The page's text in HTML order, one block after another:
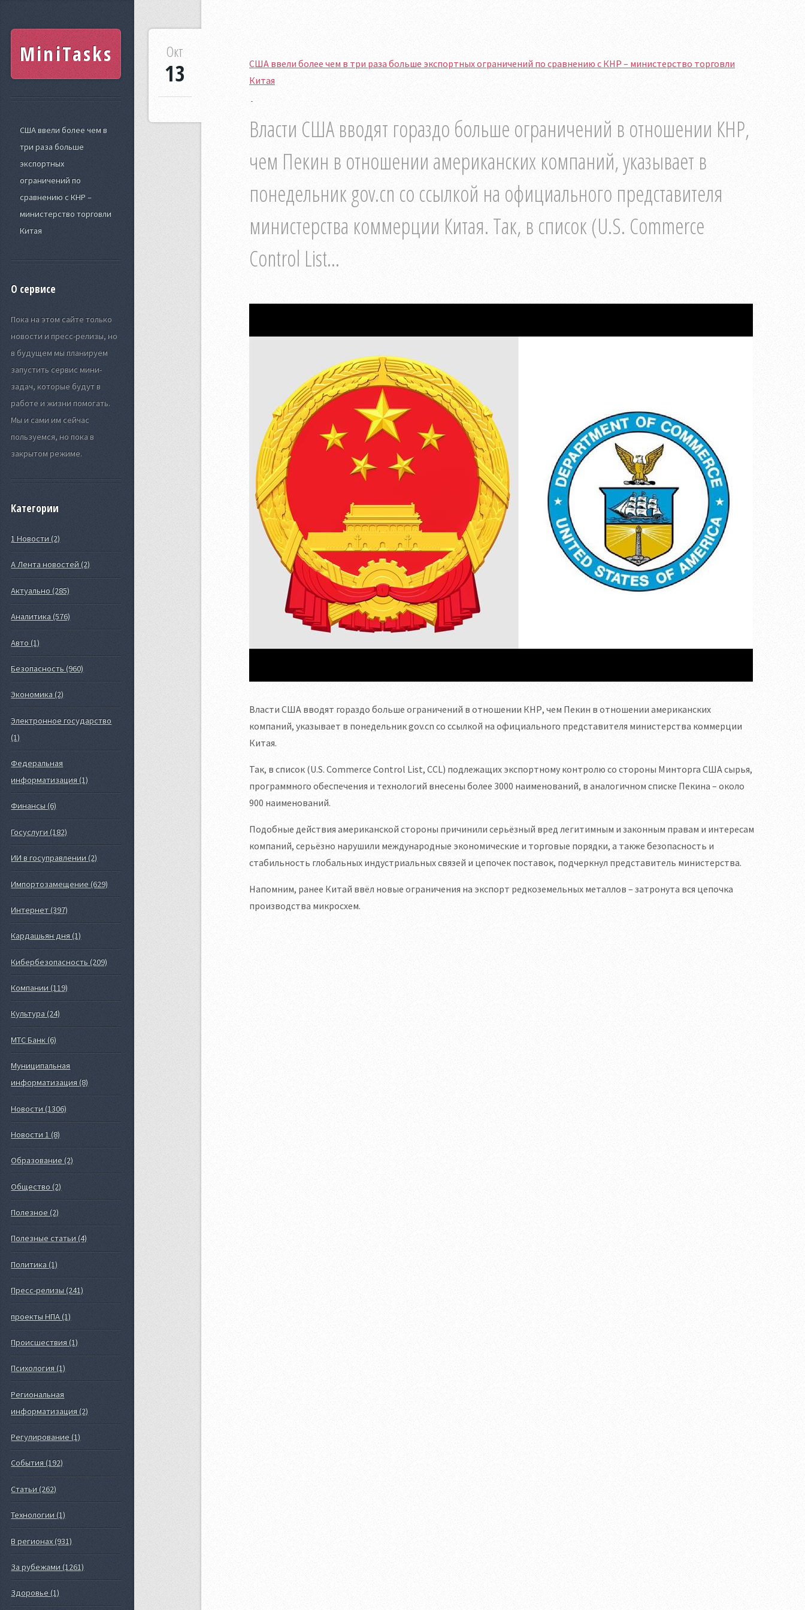
MiniTasks
США ввели более чем в
три раза больше
экспортных
ограничений по
сравнению с КНР –
министерство торговли
Китая
О сервисе
Пока на этом сайте только
новости и пресс-релизы, но
в будущем мы планируем
запустить сервис мини-
задач, которые будут в
работе и жизни помогать.
Мы и сами им сейчас
пользуемся, но пока в
закрытом режиме.
Категории
1 Новости (2)
А Лента новостей (2)
Актуально (285)
Аналитика (576)
Авто (1)
Безопасность (960)
Экономика (2)
Электронное государство
(1)
Федеральная
информатизация (1)
Финансы (6)
Госуслуги (182)
ИИ в госуправлении (2)
Импортозамещение (629)
Интернет (397)
Кардашьян дня (1)
Кибербезопасность (209)
Компании (119)
Культура (24)
МТС Банк (6)
Муниципальная
информатизация (8)
Новости (1306)
Новости 1 (8)
Образование (2)
Общество (2)
Полезное (2)
Полезные статьи (4)
Политика (1)
Пресс-релизы (241)
проекты НПА (1)
Происшествия (1)
Психология (1)
Региональная
информатизация (2)
Регулирование (1)
События (192)
Статьи (262)
Технологии (1)
В регионах (931)
За рубежами (1261)
Здоровье (1)
США ввели более чем в три раза больше экспортных ограничений по сравнению с КНР – министерство торговли
Китая
Власти США вводят гораздо больше ограничений в отношении КНР,
чем Пекин в отношении американских компаний, указывает в
понедельник gov.cn со ссылкой на официального представителя
министерства коммерции Китая. Так, в список (U.S. Commerce
Control List...
Окт
13
Власти США вводят гораздо больше ограничений в отношении КНР, чем Пекин в отношении американских
компаний, указывает в понедельник gov.cn со ссылкой на официального представителя министерства коммерции
Китая.
Так, в список (U.S. Commerce Control List, CCL) подлежащих экспортному контролю со стороны Минторга США сырья,
программного обеспечения и технологий внесены более 3000 наименований, в аналогичном списке Пекина – около
900 наименований.
Подобные действия американской стороны причинили серьёзный вред легитимным и законным правам и интересам
компаний, серьёзно нарушили международные экономические и торговые порядки, а также безопасность и
стабильность глобальных индустриальных связей и цепочек поставок, подчеркнул представитель министерства.
Напомним, ранее Китай ввёл новые ограничения на экспорт редкоземельных металлов – затронута вся цепочка
производства микросхем.